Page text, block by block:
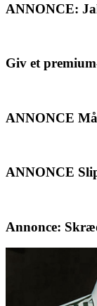
ANNONCE:
Giv et
ANNONCE
ANNONCE
Annonce: